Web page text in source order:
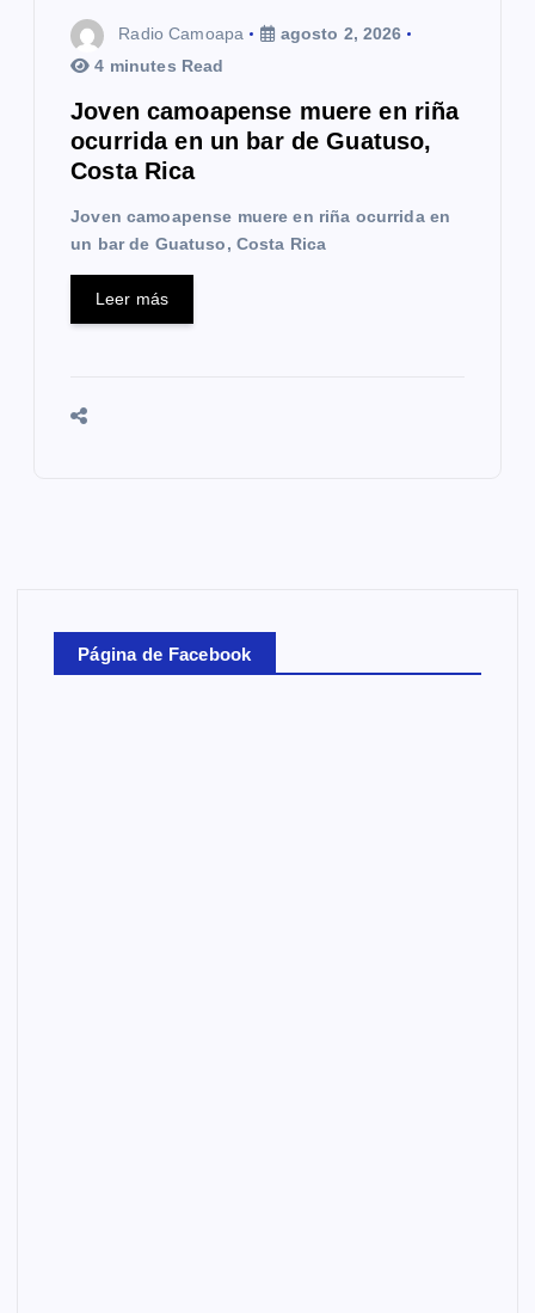
Radio Camoapa
agosto 2, 2026
4 minutes Read
Joven camoapense muere en riña
ocurrida en un bar de Guatuso,
Costa Rica
Joven camoapense muere en riña ocurrida en
un bar de Guatuso, Costa Rica
Leer más
Página de Facebook